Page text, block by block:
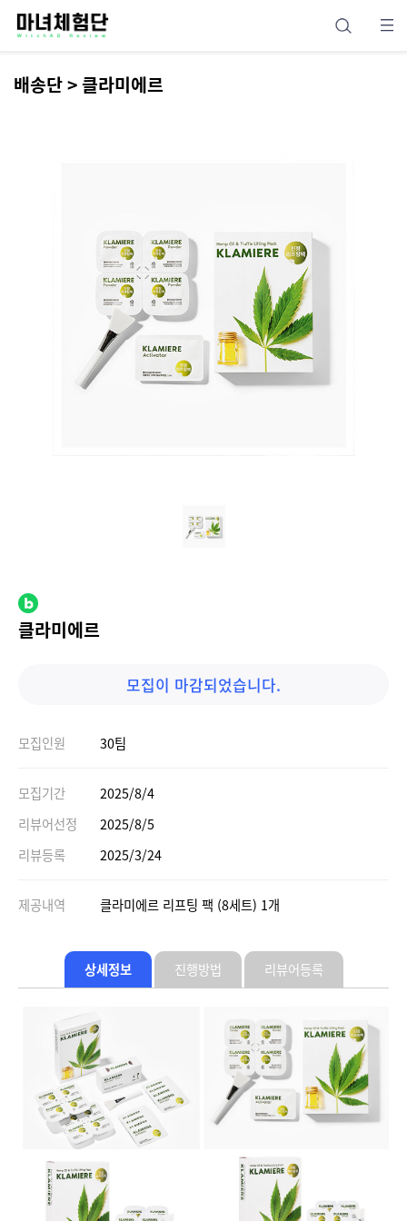
배송단 > 클라미에르
클라미에르
모집이 마감되었습니다.
모집인원 30팀
모집기간
2025/8/4
리뷰어선정
2025/8/5
리뷰등록
2025/3/24
제공내역 클라미에르 리프팅 팩 (8세트) 1개
상세정보 진행방법 리뷰어등록